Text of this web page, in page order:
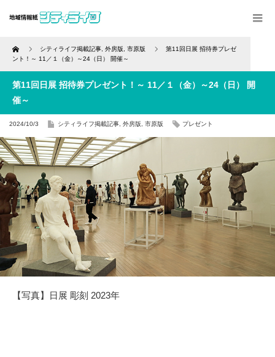
Home シティライフ掲載記事 外房版 市原版
第11回日展 招待券プレゼ
ント！～ 11／１（金）～24（日） 開催～
第11回日展 招待券プレゼント！～ 11／１（金）～24（日） 開
催～
2024/10/3 シティライフ掲載記事 外房版 市原版 プレゼント
【写真】日展 彫刻 2023年